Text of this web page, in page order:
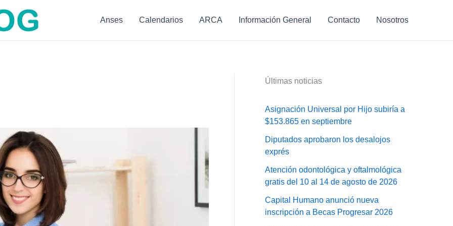
Anses Calendarios ARCA Información General Contacto Nosotros
Últimas noticias
Asignación Universal por Hijo subiría a
$153.865 en septiembre
Diputados aprobaron los desalojos
exprés
Atención odontológica y oftalmológica
gratis del 10 al 14 de agosto de 2026
Capital Humano anunció nueva
inscripción a Becas Progresar 2026